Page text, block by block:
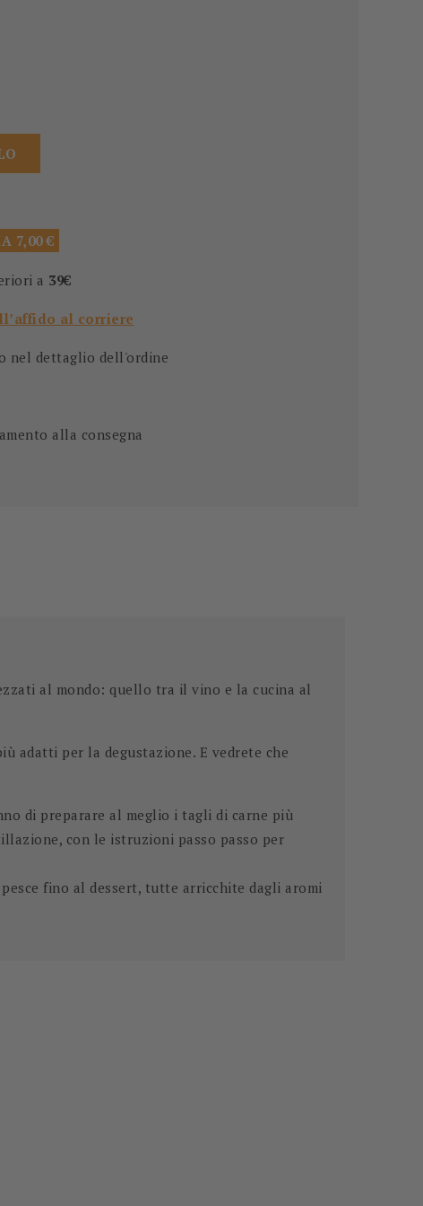
7,00 €
a 39€
al corriere
nel dettaglio dell'ordine
alla consegna
al mondo: quello tra il vino e la cucina al
adatti per la degustazione. E vedrete che
di preparare al meglio i tagli di carne più
con le istruzioni passo passo per
fino al dessert, tutte arricchite dagli aromi